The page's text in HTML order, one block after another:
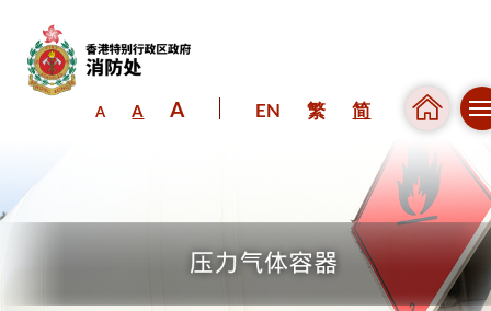
A A A EN 繁 简